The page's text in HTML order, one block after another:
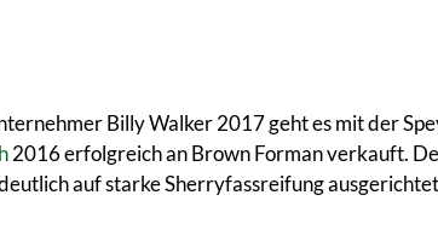
Billy Walker 2017 geht es mit der
2016 erfolgreich an Brown Forman verkauft.
auf starke Sherryfassreifung